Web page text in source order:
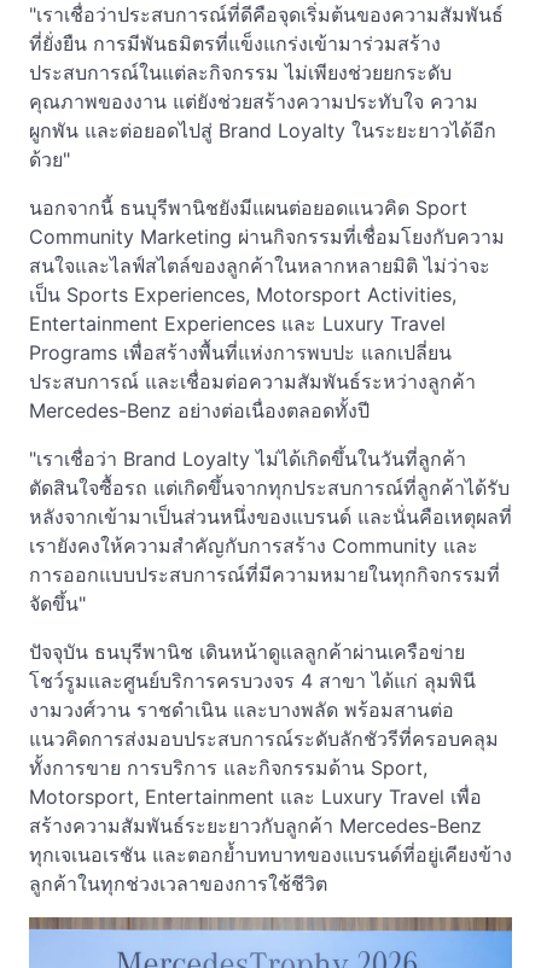
"เราเชื่อว่าประสบการณ์ที่ดีคือจุดเริ่มต้นของความสัมพันธ์
ที่ยั่งยืน การมีพันธมิตรที่แข็งแกร่งเข้ามาร่วมสร้าง
ประสบการณ์ในแต่ละกิจกรรม ไม่เพียงช่วยยกระดับ
คุณภาพของงาน แต่ยังช่วยสร้างความประทับใจ ความ
ผูกพัน และต่อยอดไปสู่ Brand Loyalty ในระยะยาวได้อีก
ด้วย"
นอกจากนี้ ธนบุรีพานิชยังมีแผนต่อยอดแนวคิด Sport
Community Marketing ผ่านกิจกรรมที่เชื่อมโยงกับความ
สนใจและไลฟ์สไตล์ของลูกค้าในหลากหลายมิติ ไม่ว่าจะ
เป็น Sports Experiences, Motorsport Activities,
Entertainment Experiences และ Luxury Travel
Programs เพื่อสร้างพื้นที่แห่งการพบปะ แลกเปลี่ยน
ประสบการณ์ และเชื่อมต่อความสัมพันธ์ระหว่างลูกค้า
Mercedes-Benz อย่างต่อเนื่องตลอดทั้งปี
"เราเชื่อว่า Brand Loyalty ไม่ได้เกิดขึ้นในวันที่ลูกค้า
ตัดสินใจซื้อรถ แต่เกิดขึ้นจากทุกประสบการณ์ที่ลูกค้าได้รับ
หลังจากเข้ามาเป็นส่วนหนึ่งของแบรนด์ และนั่นคือเหตุผลที่
เรายังคงให้ความสำคัญกับการสร้าง Community และ
การออกแบบประสบการณ์ที่มีความหมายในทุกกิจกรรมที่
จัดขึ้น"
ปัจจุบัน ธนบุรีพานิช เดินหน้าดูแลลูกค้าผ่านเครือข่าย
โชว์รูมและศูนย์บริการครบวงจร 4 สาขา ได้แก่ ลุมพินี
งามวงศ์วาน ราชดำเนิน และบางพลัด พร้อมสานต่อ
แนวคิดการส่งมอบประสบการณ์ระดับลักชัวรีที่ครอบคลุม
ทั้งการขาย การบริการ และกิจกรรมด้าน Sport,
Motorsport, Entertainment และ Luxury Travel เพื่อ
สร้างความสัมพันธ์ระยะยาวกับลูกค้า Mercedes-Benz
ทุกเจเนอเรชัน และตอกย้ำบทบาทของแบรนด์ที่อยู่เคียงข้าง
ลูกค้าในทุกช่วงเวลาของการใช้ชีวิต